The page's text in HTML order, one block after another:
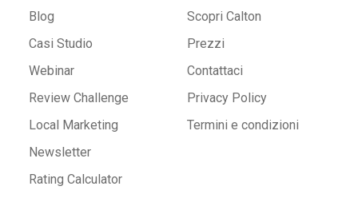
Blog
Casi Studio
Webinar
Review Challenge
Local Marketing
Newsletter
Rating Calculator
Scopri Calton
Prezzi
Contattaci
Privacy Policy
Termini e condizioni